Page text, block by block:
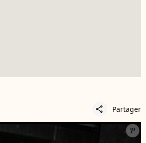
share Partager